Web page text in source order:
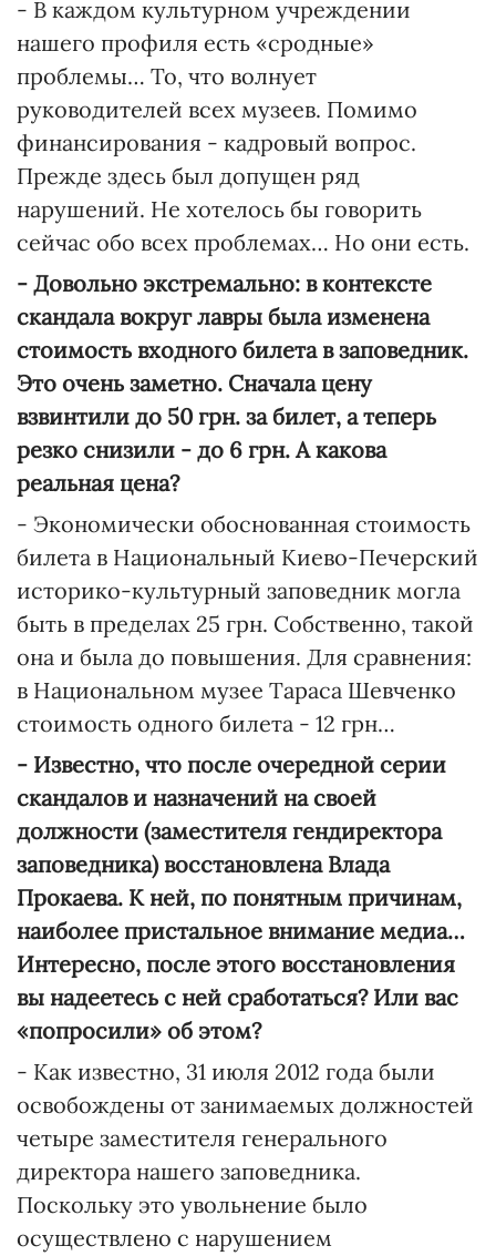
- В каждом культурном учреждении
нашего профиля есть «сродные»
проблемы… То, что волнует
руководителей всех музеев. Помимо
финансирования - кадровый вопрос.
Прежде здесь был допущен ряд
нарушений. Не хотелось бы говорить
сейчас обо всех проблемах… Но они есть.
- Довольно экстремально: в контексте
скандала вокруг лавры была изменена
стоимость входного билета в заповедник.
Это очень заметно. Сначала цену
взвинтили до 50 грн. за билет, а теперь
резко снизили - до 6 грн. А какова
реальная цена?
- Экономически обоснованная стоимость
билета в Национальный Киево-Печерский
историко-культурный заповедник могла
быть в пределах 25 грн. Собственно, такой
она и была до повышения. Для сравнения:
в Национальном музее Тараса Шевченко
стоимость одного билета - 12 грн…
- Известно, что после очередной серии
скандалов и назначений на своей
должности (заместителя гендиректора
заповедника) восстановлена Влада
Прокаева. К ней, по понятным причинам,
наиболее пристальное внимание медиа…
Интересно, после этого восстановления
вы надеетесь с ней сработаться? Или вас
«попросили» об этом?
- Как известно, 31 июля 2012 года были
освобождены от занимаемых должностей
четыре заместителя генерального
директора нашего заповедника.
Поскольку это увольнение было
осуществлено с нарушением